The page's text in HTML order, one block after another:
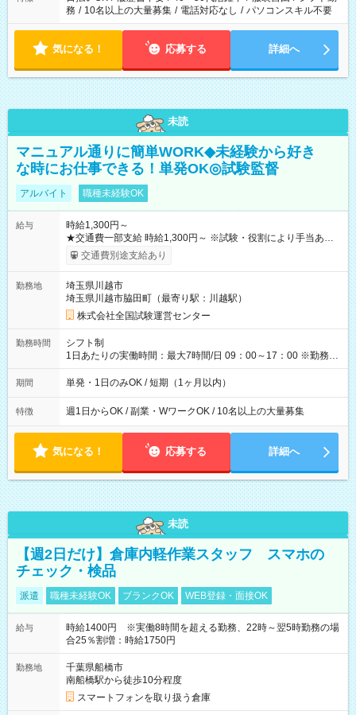
務 / 10名以上の大量募集 / 電話対応なし / パソコンスキル不要
気になる！ 応募する 詳細へ
未読
マニュアル通りに簡単WORK◆未経験から好き
な時にお仕事できる！単発OK◎試験監督
アルバイト 職種未経験OK
給与
時給1,300円～
★交通費一部支給 時給1,300円～ ※試験・役割により手当あり
※勤務回数により昇給あり 【即給（前払い）オプションあ
り！】 希望される場合、勤務から1週間ほどで給与の一部を受け
例】 ・河合塾模擬試験 8:30～17:30（休憩1時間） 時給1,300円
×8時間＝日収10,400円＋交通費 ※当日の役割により時給＋100
円の場合あり ・国家試験 7:00～13:30（休憩なし） 時給1,300
円（役割手当＋100円）×6時間＝日収8,400円＋交通費 【試用期
間】試用期間なし
交通費別途支給あり
勤務地
埼玉県川越市
埼玉県川越市脇田町（最寄り駅：川越駅）
株式会社全国試験運営センター
勤務時間
シフト制
1日あたりの実働時間：最大7時間/日 09：00～17：00 ※勤務時
間は 試験により異なります。
期間 単発・1日のみOK / 短期（1ヶ月以内）
特徴 週1日からOK / 副業・WワークOK / 10名以上の大量募集
気になる！ 応募する 詳細へ
未読
【週2日だけ】倉庫内軽作業スタッフ スマホの
チェック・検品
派遣 職種未経験OK ブランクOK WEB登録・面接OK
給与
時給1400円 ※実働8時間を超える勤務、22時～翌5時勤務の場
合25％割増：時給1750円
勤務地
千葉県船橋市
南船橋駅から徒歩10分程度
スマートフォンを取り扱う倉庫